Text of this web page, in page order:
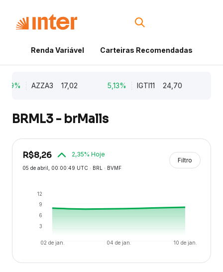
Renda Variável Carteiras Recomendadas
AZZA3 17,02 5,13% IGTI11 24,70
BRML3 - brMalls
R$8,26 2,35% Hoje
05 de abril , 00:00:49 UTC · BRL · BVMF
Filtro
02 de jan. 04 de jan. 10 de jan.
3
6
9
12